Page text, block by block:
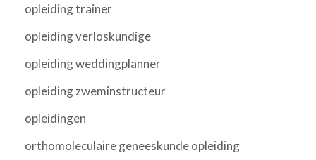
opleiding trainer
opleiding verloskundige
opleiding weddingplanner
opleiding zweminstructeur
opleidingen
orthomoleculaire geneeskunde opleiding